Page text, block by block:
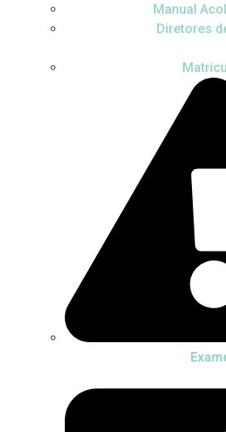
Manual
Diretores